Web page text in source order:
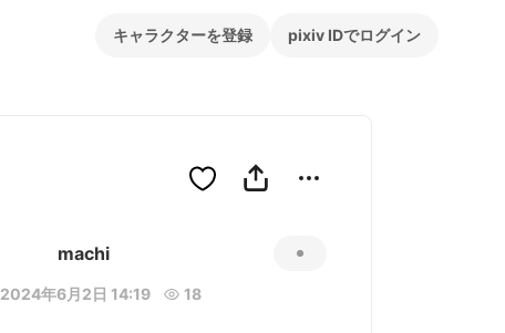
キャラクターを登録 pixiv IDでログイン
machi
2024年6月2日 14:19 18